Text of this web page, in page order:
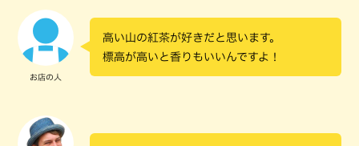
お店の人
高い山の紅茶が好きだと思います。
標高が高いと香りもいいんですよ！